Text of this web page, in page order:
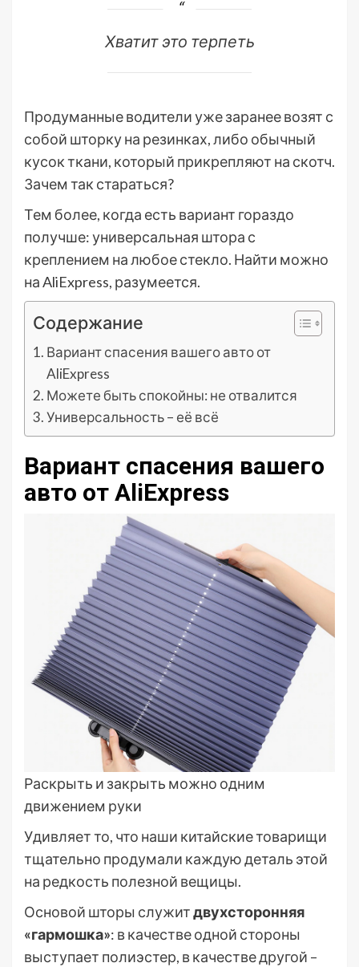
Хватит это терпеть
Продуманные водители уже заранее возят с
собой шторку на резинках, либо обычный
кусок ткани, который прикрепляют на скотч.
Зачем так стараться?
Тем более, когда есть вариант гораздо
получше: универсальная штора с
креплением на любое стекло. Найти можно
на AliExpress, разумеется.
Содержание
Вариант спасения вашего авто от
AliExpress
Можете быть спокойны: не отвалится
Универсальность – её всё
Вариант спасения вашего
авто от AliExpress
Раскрыть и закрыть можно одним
движением руки
Удивляет то, что наши китайские товарищи
тщательно продумали каждую деталь этой
на редкость полезной вещицы.
Основой шторы служитдвухсторонняя
«гармошка»: в качестве одной стороны
выступает полиэстер, в качестве другой –